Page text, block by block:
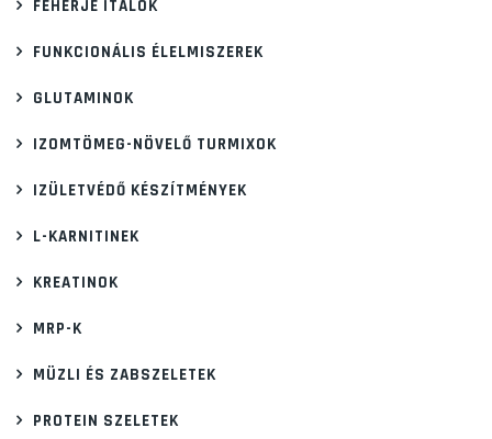
FEHÉRJE ITALOK
FUNKCIONÁLIS ÉLELMISZEREK
GLUTAMINOK
IZOMTÖMEG-NÖVELŐ TURMIXOK
IZÜLETVÉDŐ KÉSZÍTMÉNYEK
L-KARNITINEK
KREATINOK
MRP-K
MÜZLI ÉS ZABSZELETEK
PROTEIN SZELETEK